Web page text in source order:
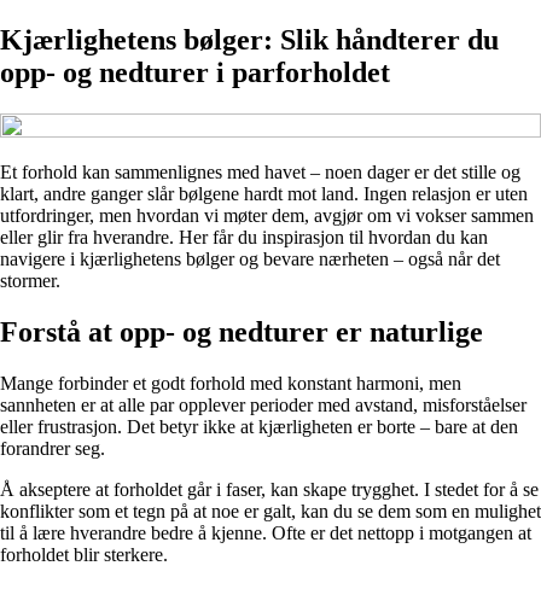
Kjærlighetens bølger: Slik håndterer du
opp- og nedturer i parforholdet
Et forhold kan sammenlignes med havet – noen dager er det stille og
klart, andre ganger slår bølgene hardt mot land. Ingen relasjon er uten
utfordringer, men hvordan vi møter dem, avgjør om vi vokser sammen
eller glir fra hverandre. Her får du inspirasjon til hvordan du kan
navigere i kjærlighetens bølger og bevare nærheten – også når det
stormer.
Forstå at opp- og nedturer er naturlige
Mange forbinder et godt forhold med konstant harmoni, men
sannheten er at alle par opplever perioder med avstand, misforståelser
eller frustrasjon. Det betyr ikke at kjærligheten er borte – bare at den
forandrer seg.
Å akseptere at forholdet går i faser, kan skape trygghet. I stedet for å se
konflikter som et tegn på at noe er galt, kan du se dem som en mulighet
til å lære hverandre bedre å kjenne. Ofte er det nettopp i motgangen at
forholdet blir sterkere.